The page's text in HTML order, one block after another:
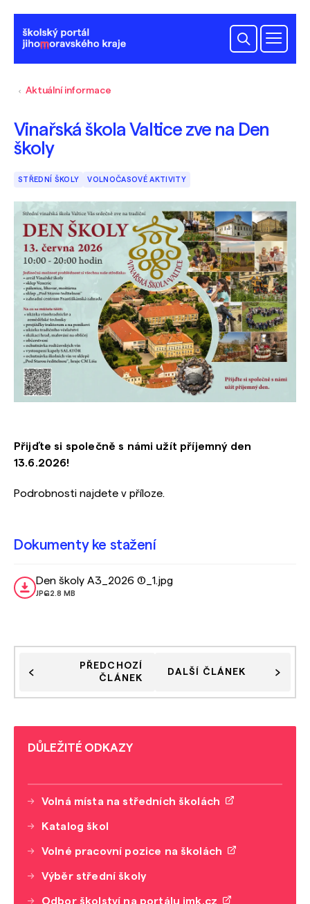
Aktuální informace
Vinařská škola Valtice zve na Den
školy
STŘEDNÍ ŠKOLY VOLNOČASOVÉ AKTIVITY
Přijďte si společně s námi užít příjemný den
13.6.2026!
Podrobnosti najdete v příloze.
Dokumenty ke stažení
Den školy A3_2026 (1)_1.jpg
JPG2.8 MB
PŘEDCHOZÍ
ČLÁNEK
DALŠÍ ČLÁNEK
DŮLEŽITÉ ODKAZY
Volná místa na středních školách
Katalog škol
Volné pracovní pozice na školách
Výběr střední školy
Odbor školství na portálu jmk.cz